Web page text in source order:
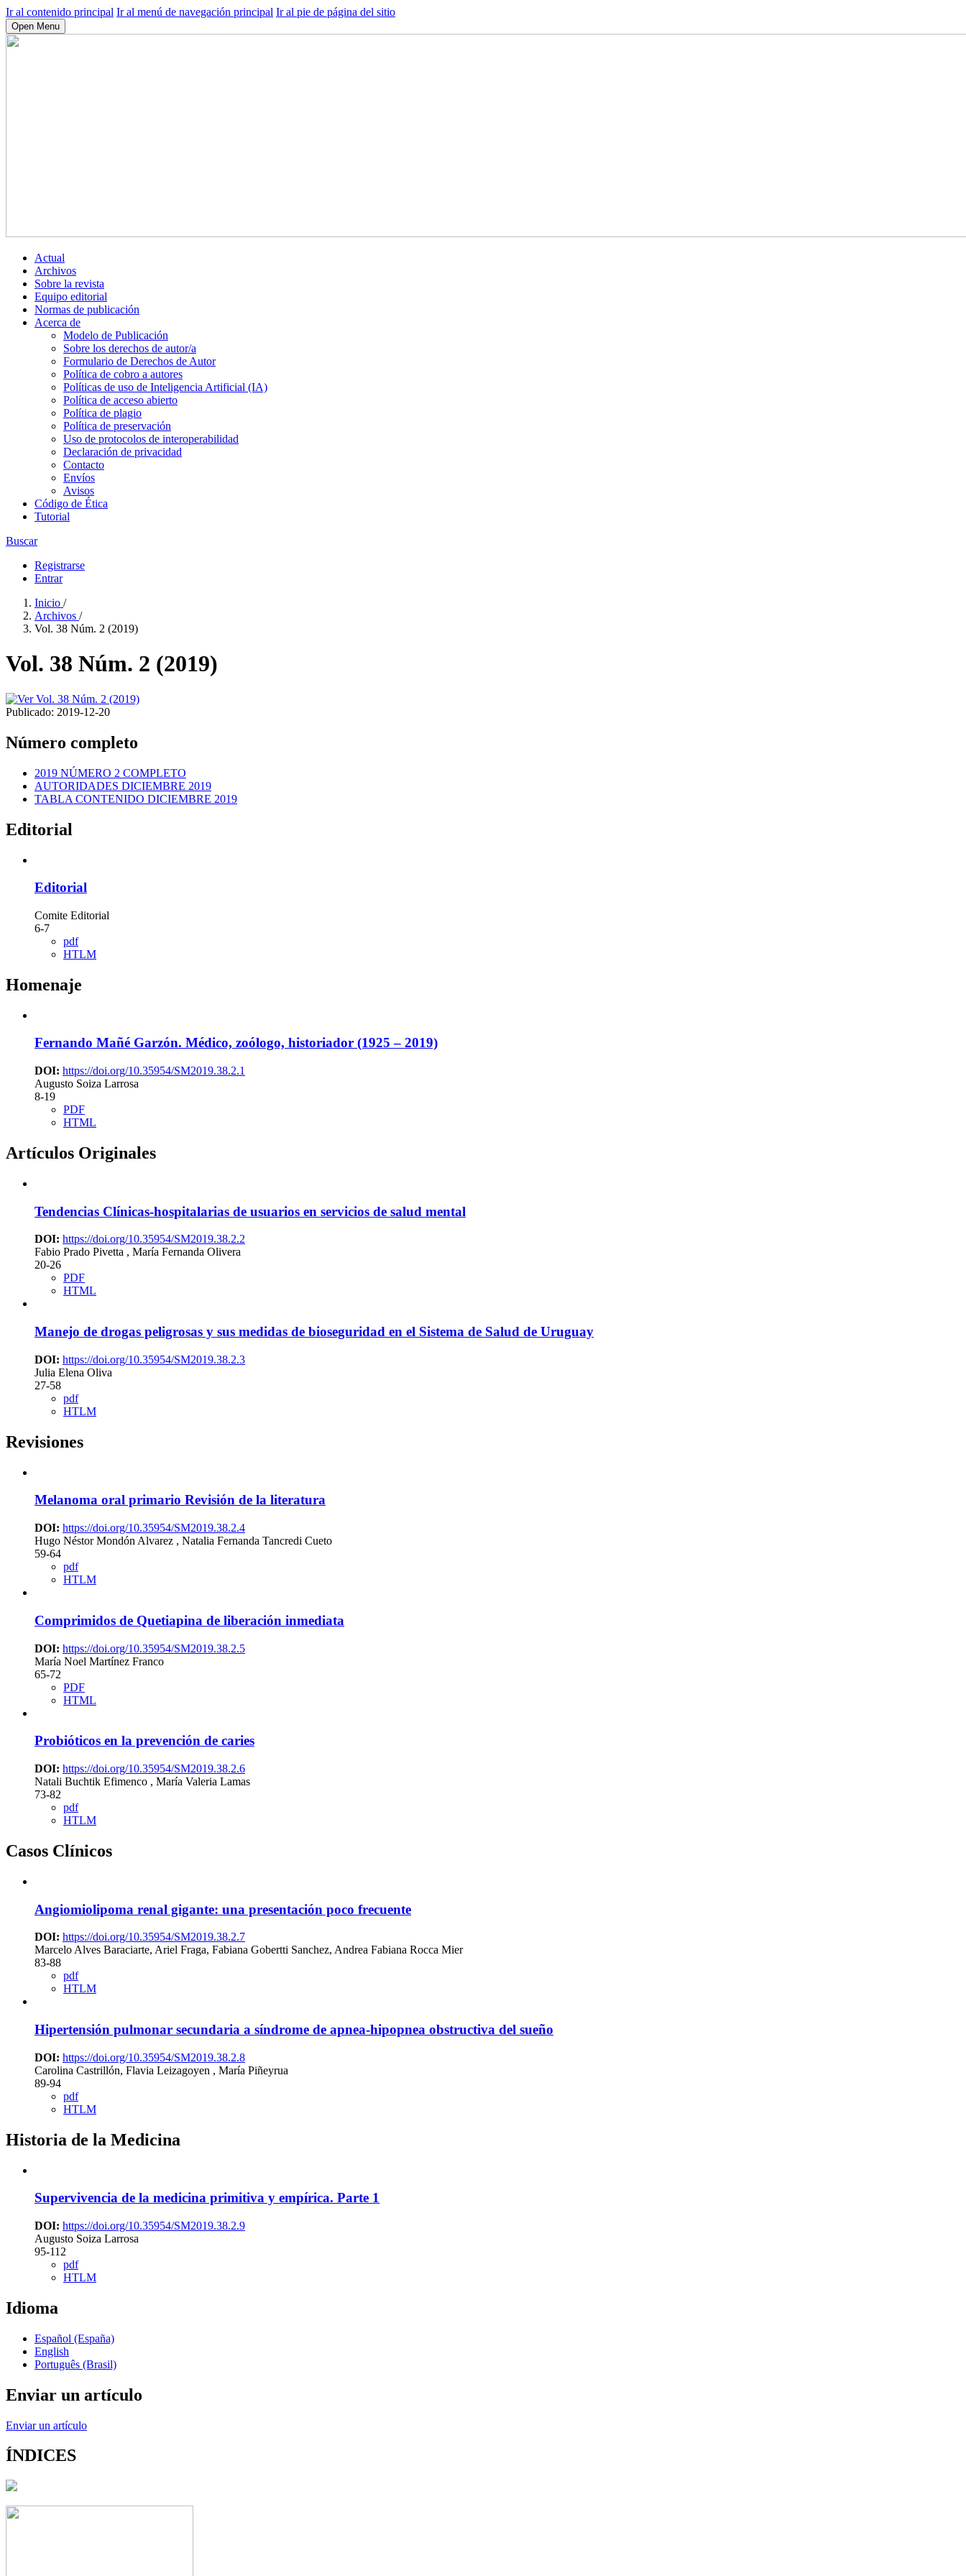
Ir al contenido principal Ir al menú de navegación principal Ir al pie de página del sitio
Open Menu
Actual
Archivos
Sobre la revista
Equipo editorial
Normas de publicación
Acerca de
Modelo de Publicación
Sobre los derechos de autor/a
Formulario de Derechos de Autor
Política de cobro a autores
Políticas de uso de Inteligencia Artificial (IA)
Política de acceso abierto
Política de plagio
Política de preservación
Uso de protocolos de interoperabilidad
Declaración de privacidad
Contacto
Envíos
Avisos
Código de Ética
Tutorial
Buscar
Registrarse
Entrar
Inicio /
Archivos /
Vol. 38 Núm. 2 (2019)
Vol. 38 Núm. 2 (2019)
Publicado: 2019-12-20
Número completo
2019 NÚMERO 2 COMPLETO
AUTORIDADES DICIEMBRE 2019
TABLA CONTENIDO DICIEMBRE 2019
Editorial
Editorial
Comite Editorial
6-7
pdf
HTLM
Homenaje
Fernando Mañé Garzón. Médico, zoólogo, historiador (1925 – 2019)
DOI: https://doi.org/10.35954/SM2019.38.2.1
Augusto Soiza Larrosa
8-19
PDF
HTML
Artículos Originales
Tendencias Clínicas-hospitalarias de usuarios en servicios de salud mental
DOI: https://doi.org/10.35954/SM2019.38.2.2
Fabio Prado Pivetta , María Fernanda Olivera
20-26
PDF
HTML
Manejo de drogas peligrosas y sus medidas de bioseguridad en el Sistema de Salud de Uruguay
DOI: https://doi.org/10.35954/SM2019.38.2.3
Julia Elena Oliva
27-58
pdf
HTLM
Revisiones
Melanoma oral primario Revisión de la literatura
DOI: https://doi.org/10.35954/SM2019.38.2.4
Hugo Néstor Mondón Alvarez , Natalia Fernanda Tancredi Cueto
59-64
pdf
HTLM
Comprimidos de Quetiapina de liberación inmediata
DOI: https://doi.org/10.35954/SM2019.38.2.5
María Noel Martínez Franco
65-72
PDF
HTML
Probióticos en la prevención de caries
DOI: https://doi.org/10.35954/SM2019.38.2.6
Natali Buchtik Efimenco , María Valeria Lamas
73-82
pdf
HTLM
Casos Clínicos
Angiomiolipoma renal gigante: una presentación poco frecuente
DOI: https://doi.org/10.35954/SM2019.38.2.7
Marcelo Alves Baraciarte, Ariel Fraga, Fabiana Gobertti Sanchez, Andrea Fabiana Rocca Mier
83-88
pdf
HTLM
Hipertensión pulmonar secundaria a síndrome de apnea-hipopnea obstructiva del sueño
DOI: https://doi.org/10.35954/SM2019.38.2.8
Carolina Castrillón, Flavia Leizagoyen , María Piñeyrua
89-94
pdf
HTLM
Historia de la Medicina
Supervivencia de la medicina primitiva y empírica. Parte 1
DOI: https://doi.org/10.35954/SM2019.38.2.9
Augusto Soiza Larrosa
95-112
pdf
HTLM
Idioma
Español (España)
English
Português (Brasil)
Enviar un artículo
Enviar un artículo
ÍNDICES